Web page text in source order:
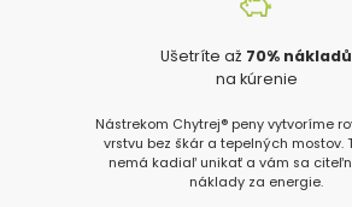
Ušetríte až 70% nákladů
na kúrenie
Nástrekom Chytrej® peny vytvoríme
vrstvu bez škár a tepelných mostov.
nemá kadiaľ unikať a vám sa
náklady za energie.